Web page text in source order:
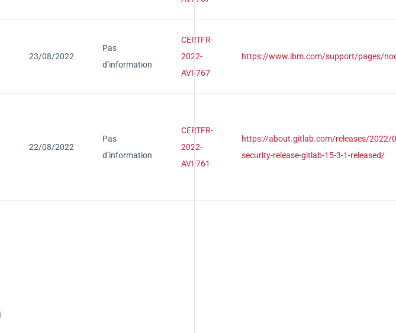
23/08/2022
Pas
d’information
CERTFR-
2022-
AVI-767
https://www.ibm.com/support/pages/
22/08/2022
Pas
d’information
CERTFR-
2022-
AVI-761
https://about.gitlab.com/releases/2022/
security-release-gitlab-15-3-1-released/